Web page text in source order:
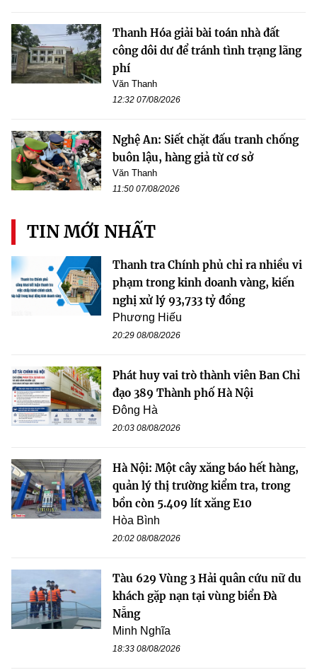
Thanh Hóa giải bài toán nhà đất
công dôi dư để tránh tình trạng lãng
phí
Văn Thanh
12:32 07/08/2026
Nghệ An: Siết chặt đấu tranh chống
buôn lậu, hàng giả từ cơ sở
Văn Thanh
11:50 07/08/2026
TIN MỚI NHẤT
Thanh tra Chính phủ chỉ ra nhiều vi
phạm trong kinh doanh vàng, kiến
nghị xử lý 93,733 tỷ đồng
Phương Hiếu
20:29 08/08/2026
Phát huy vai trò thành viên Ban Chỉ
đạo 389 Thành phố Hà Nội
Đông Hà
20:03 08/08/2026
Hà Nội: Một cây xăng báo hết hàng,
quản lý thị trường kiểm tra, trong
bồn còn 5.409 lít xăng E10
Hòa Bình
20:02 08/08/2026
Tàu 629 Vùng 3 Hải quân cứu nữ du
khách gặp nạn tại vùng biển Đà
Nẵng
Minh Nghĩa
18:33 08/08/2026